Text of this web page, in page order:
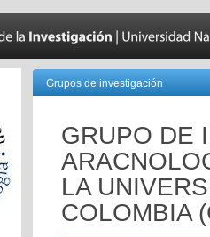
Grupos de investigación
GRUPO DE
LA
COLOMBIA